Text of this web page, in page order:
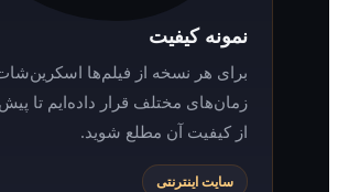
نمونه کیفیت
برای هر نسخه از فیلم‌ها اسکرین‌شات‌هایی از
زمان‌های مختلف قرار داده‌ایم تا پیش از دانلود
از کیفیت آن مطلع شوید.
سایت اینترنتی